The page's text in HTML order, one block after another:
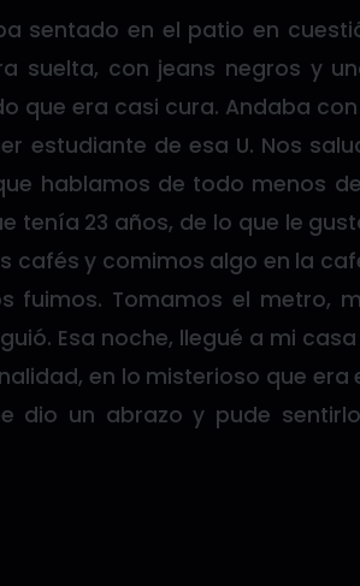
sentado en el patio en
suelta, con jeans negros y
que era casi cura. Andaba
estudiante de esa U. Nos
hablamos de todo menos
tenía 23 años, de lo que le
cafés y comimos algo en la
fuimos. Tomamos el metro,
Esa noche, llegué a mi
en lo misterioso que era
dio un abrazo y pude